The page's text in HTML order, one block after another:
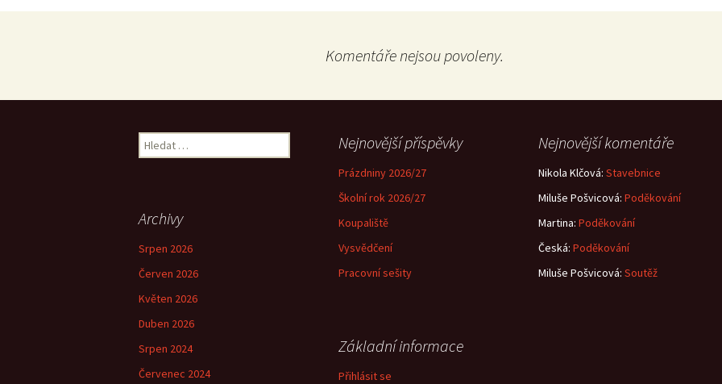
Komentáře nejsou povoleny.
Vyhledávání Nejnovější příspěvky
Prázdniny 2026/27
Školní rok 2026/27
Koupaliště
Vysvědčení
Pracovní sešity
Nejnovější komentáře
Nikola Klčová: Stavebnice
Miluše Pošvicová: Poděkování
Martina: Poděkování
Česká: Poděkování
Miluše Pošvicová: Soutěž
Archivy
Srpen 2026
Červen 2026
Květen 2026
Duben 2026
Srpen 2024
Červenec 2024
Základní informace
Přihlásit se